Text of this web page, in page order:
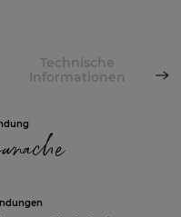
Technische
Informationen